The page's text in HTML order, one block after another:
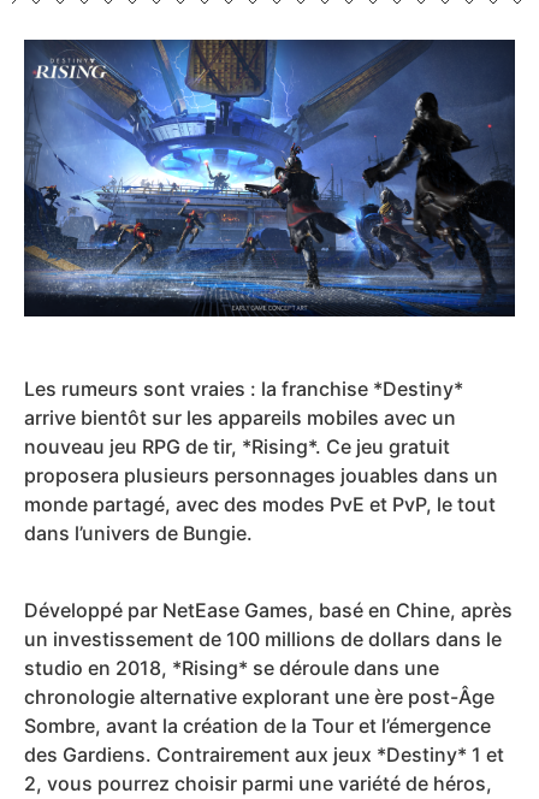
Les rumeurs sont vraies : la franchise *Destiny*
arrive bientôt sur les appareils mobiles avec un
nouveau jeu RPG de tir, *Rising*. Ce jeu gratuit
proposera plusieurs personnages jouables dans un
monde partagé, avec des modes PvE et PvP, le tout
dans l’univers de Bungie.
Développé par NetEase Games, basé en Chine, après
un investissement de 100 millions de dollars dans le
studio en 2018, *Rising* se déroule dans une
chronologie alternative explorant une ère post-Âge
Sombre, avant la création de la Tour et l’émergence
des Gardiens. Contrairement aux jeux *Destiny* 1 et
2, vous pourrez choisir parmi une variété de héros,